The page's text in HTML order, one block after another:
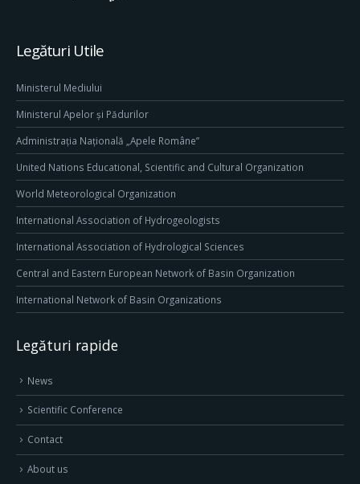
Legături Utile
Ministerul Mediului
Ministerul Apelor și Pădurilor
Administrația Națională „Apele Române”
United Nations Educational, Scientific and Cultural Organization
World Meteorological Organization
International Association of Hydrogeologists
International Association of Hydrological Sciences
Central and Eastern European Network of Basin Organization
International Network of Basin Organizations
Legături rapide
News
Scientific Conference
Contact
About us